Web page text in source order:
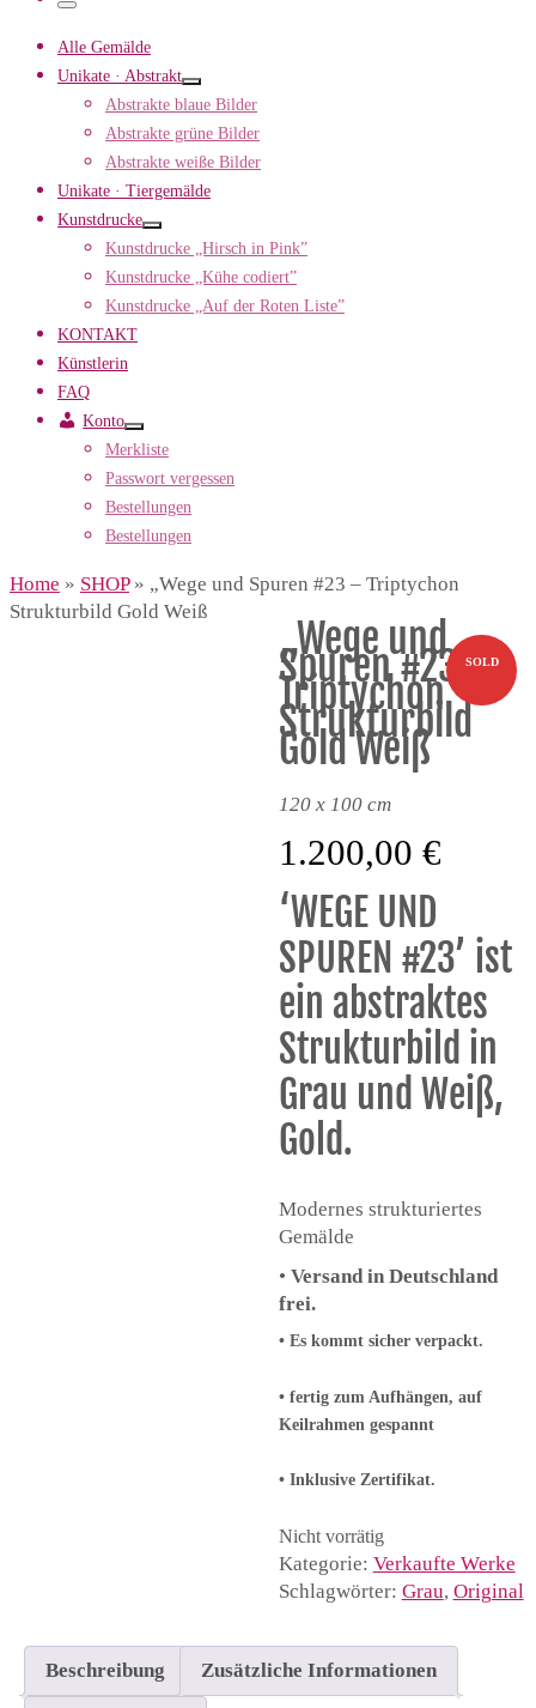
Menü
Alle Gemälde
Unikate · Abstrakt
Abstrakte blaue Bilder
Abstrakte grüne Bilder
Abstrakte weiße Bilder
Unikate · Tiergemälde
Kunstdrucke
Kunstdrucke „Hirsch in Pink”
Kunstdrucke „Kühe codiert”
Kunstdrucke „Auf der Roten Liste”
KONTAKT
Künstlerin
FAQ
Konto
Merkliste
Passwort vergessen
Bestellungen
Bestellungen
Home » SHOP» „Wege und Spuren #23 – Triptychon
Strukturbild Gold Weiß
SOLD
„Wege und
Spuren #23 –
Triptychon
Strukturbild
Gold Weiß
120 x 100 cm
1.200,00 €
‘WEGE UND
SPUREN #23’ ist
ein abstraktes
Strukturbild in
Grau und Weiß,
Gold.
Modernes strukturiertes
Gemälde
• Versand in Deutschland
frei.
• Es kommt sicher verpackt.
• fertig zum Aufhängen, auf
Keilrahmen gespannt
• Inklusive Zertifikat.
Nicht vorrätig
Kategorie: Verkaufte Werke
Schlagwörter: Grau, Original
Beschreibung Zusätzliche Informationen